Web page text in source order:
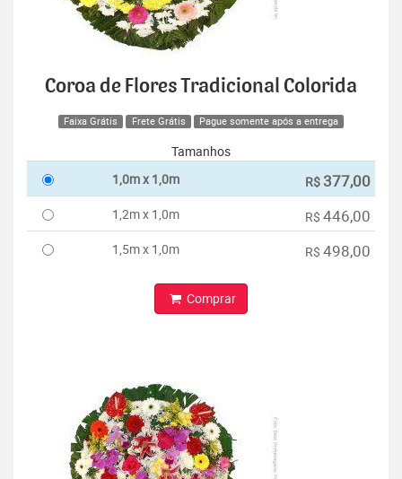
Coroa de Flores Tradicional Colorida
Faixa Grátis Frete Grátis Pague somente após a entrega
Tamanhos
1,0m x 1,0m
R$ 377,00
1,2m x 1,0m R$ 446,00
1,5m x 1,0m R$ 498,00
Comprar